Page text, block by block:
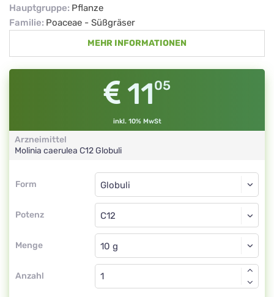
Hauptgruppe: Pflanze
Familie: Poaceae - Süßgräser
MEHR INFORMATIONEN
1105
inkl. 10% MwSt
Arzneimittel
Molinia caerulea C12Globuli
Form
Form
Potenz
Globuli
C12
Menge
Globuli
Anzahl